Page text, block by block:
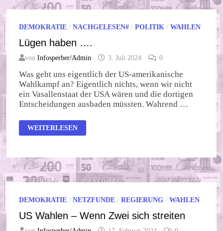
DEMOKRATIE /NACHGELESEN# /POLITIK /WAHLEN
Lügen haben ….
vonInfosperber/Admin 3. Juli 2024 0
Was geht uns eigentlich der US-amerikanische
Wahlkampf an? Eigentlich nichts, wenn wir nicht
ein Vasallenstaat der USA wären und die dortigen
Entscheidungen ausbaden müssten. Wahrend …
LÜGEN
HABEN
WEITERLESEN
DEMOKRATIE /NETZFUNDE /REGIERUNG /WAHLEN
US Wahlen – Wenn Zwei sich streiten